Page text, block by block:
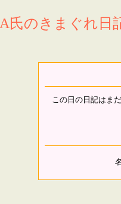
A氏のきまぐれ日
この日の日記はま